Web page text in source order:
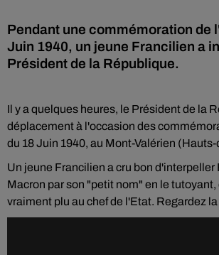
Pendant une commémoration de
Juin 1940, un jeune Francilien a
Président de la République.
Il y a quelques heures, le Président de la
déplacement à l'occasion des
du 18 Juin 1940, au Mont-Valérien
Un jeune Francilien a cru bon d'interpeller
Macron par son "petit nom" en le tutoyant,
vraiment plu au chef de l'Etat. Regardez